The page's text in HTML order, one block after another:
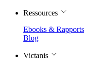
Ressources
Ebooks & Rapports
Blog
Victanis